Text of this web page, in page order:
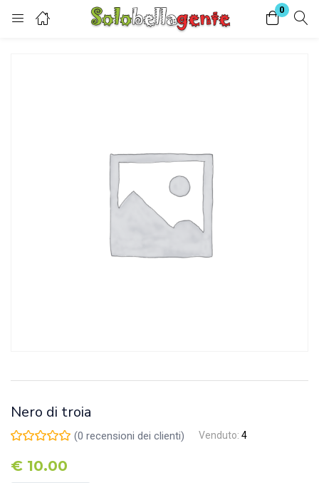
0
Login
Nero di troia
(0 recensioni dei clienti) Venduto: 4
€ 10.00